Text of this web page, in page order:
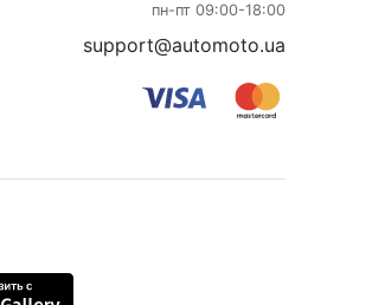
пн-пт 09:00-18:00
support@automoto.ua